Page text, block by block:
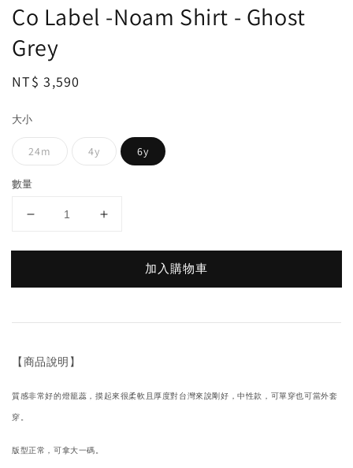
Co Label -Noam Shirt - Ghost
Grey
Regular
NT$ 3,590
大小
24m 4y 6y
數量
加入購物車
【商品說明】
質感非常好的燈籠蕊，摸起來很柔軟且厚度對台灣來說剛好，中性款，可單穿也可當外套
穿。
版型正常，可拿大一碼。